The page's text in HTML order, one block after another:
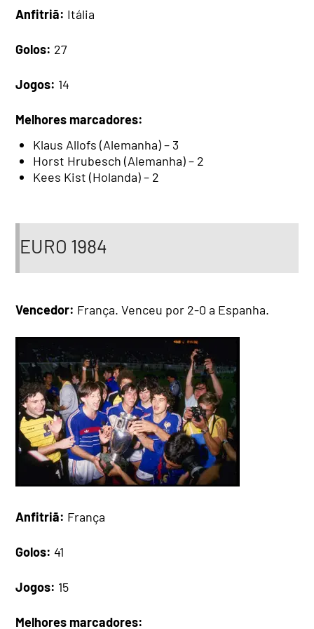
Anfitriã: Itália
Golos: 27
Jogos: 14
Melhores marcadores:
Klaus Allofs (Alemanha) – 3
Horst Hrubesch (Alemanha) – 2
Kees Kist (Holanda) – 2
EURO 1984
Vencedor: França. Venceu por 2-0 a Espanha.
Anfitriã: França
Golos: 41
Jogos: 15
Melhores marcadores: